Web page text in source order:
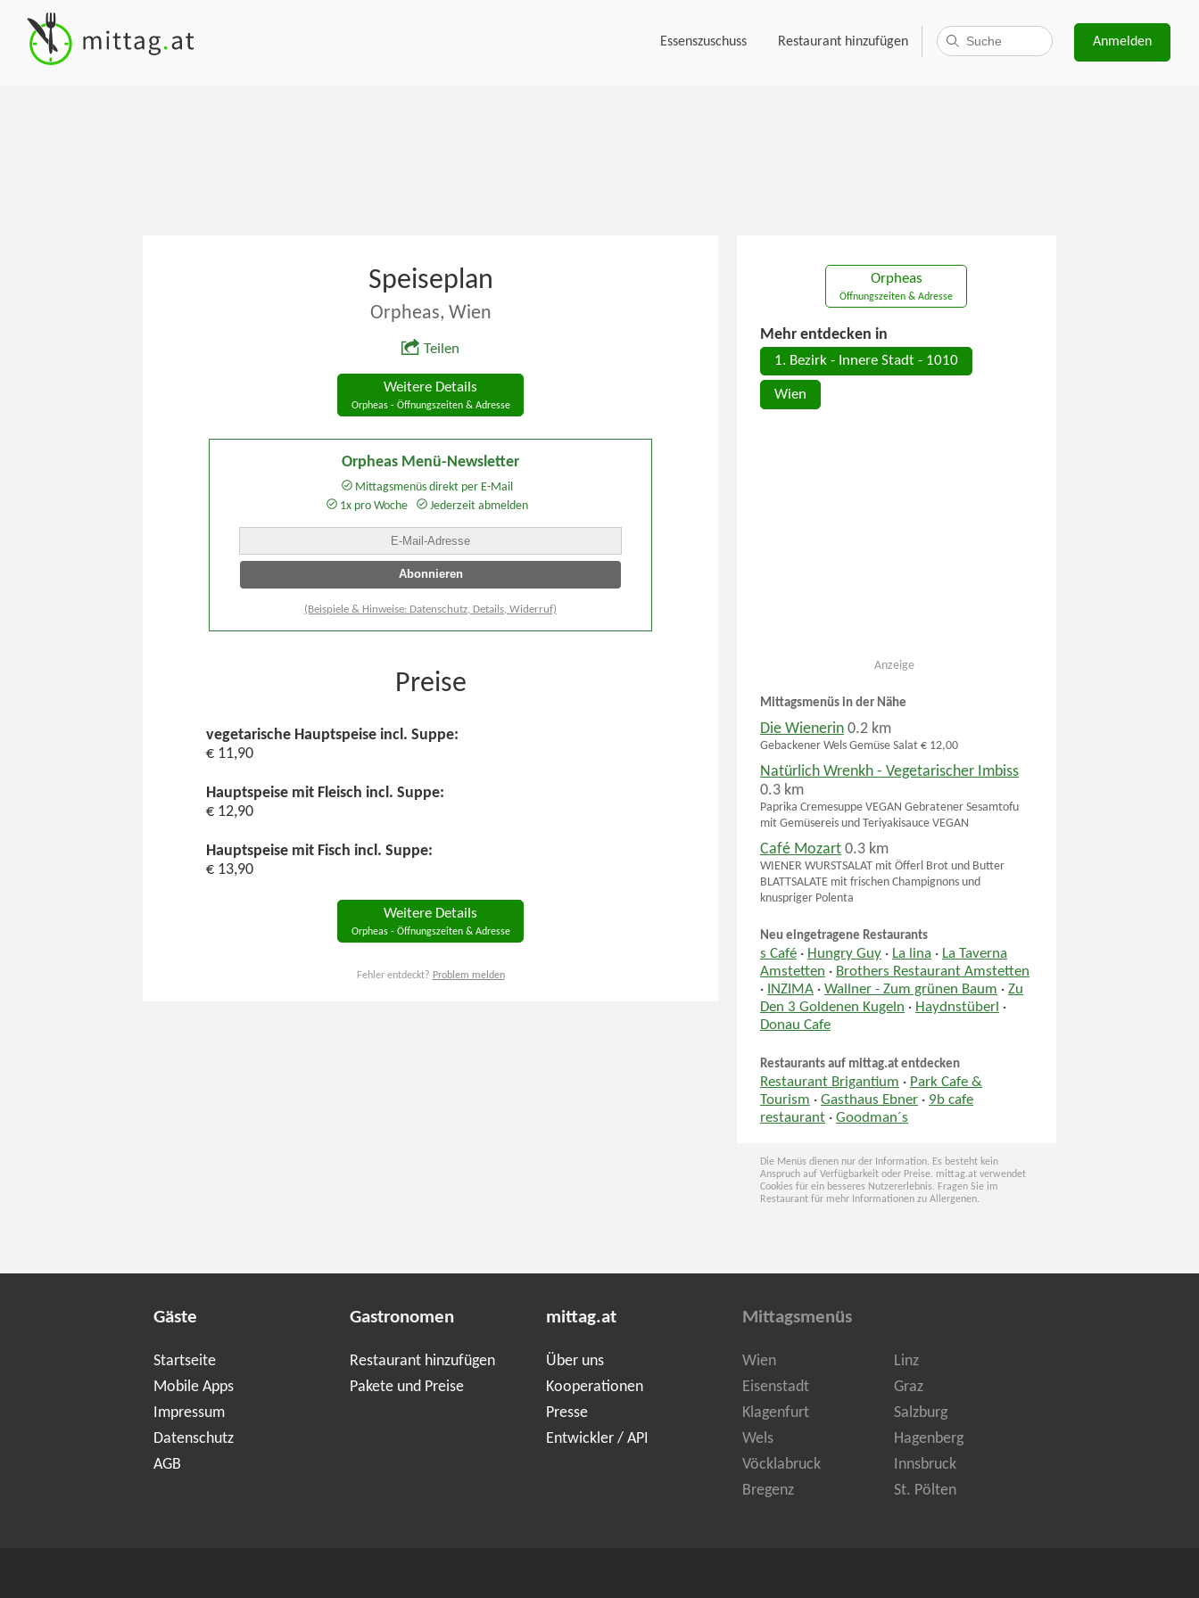
Essenszuschuss Restaurant hinzufügen Anmelden
Speiseplan
Orpheas, Wien
Teilen
Weitere Details
Orpheas - Öffnungszeiten & Adresse
Orpheas Menü-Newsletter
Mittagsmenüs direkt per E-Mail
1x pro Woche
Jederzeit abmelden
(Beispiele & Hinweise: Datenschutz, Details, Widerruf)
Preise
vegetarische Hauptspeise incl. Suppe:
€ 11,90
Hauptspeise mit Fleisch incl. Suppe:
€ 12,90
Hauptspeise mit Fisch incl. Suppe:
€ 13,90
Weitere Details
Orpheas - Öffnungszeiten & Adresse
Fehler entdeckt? Problem melden
Orpheas
Öffnungszeiten & Adresse
Mehr entdecken in
1. Bezirk - Innere Stadt - 1010
Wien
Anzeige
Mittagsmenüs in der Nähe
Die Wienerin 0.2 km
Gebackener Wels Gemüse Salat € 12,00
Natürlich Wrenkh - Vegetarischer Imbiss
0.3 km
Paprika Cremesuppe VEGAN Gebratener Sesamtofu
mit Gemüsereis und Teriyakisauce VEGAN
Café Mozart 0.3 km
WIENER WURSTSALAT mit Öfferl Brot und Butter
BLATTSALATE mit frischen Champignons und
knuspriger Polenta
Neu eingetragene Restaurants
s Café · Hungry Guy · La lina · La Taverna
Amstetten · Brothers Restaurant Amstetten
· INZIMA ·Wallner - Zum grünen Baum ·Zu
Den 3 Goldenen Kugeln · Haydnstüberl ·
Donau Cafe
Restaurants auf mittag.at entdecken
Restaurant Brigantium · Park Cafe &
Tourism ·Gasthaus Ebner · 9b cafe
restaurant ·Goodman´s
Die Menüs dienen nur der Information. Es besteht kein
Anspruch auf Verfügbarkeit oder Preise. mittag.at verwendet
Cookies für ein besseres Nutzererlebnis. Fragen Sie im
Restaurant für mehr Informationen zu Allergenen.
Gäste
Startseite
Mobile Apps
Impressum
Datenschutz
AGB
Gastronomen
Restaurant hinzufügen
Pakete und Preise
mittag.at
Über uns
Kooperationen
Presse
Entwickler / API
Mittagsmenüs
Wien
Linz
Eisenstadt
Graz
Klagenfurt
Salzburg
Wels
Hagenberg
Vöcklabruck
Innsbruck
Bregenz
St. Pölten